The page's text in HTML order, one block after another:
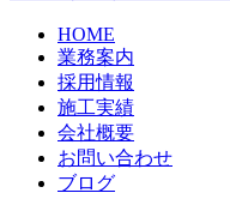
HOME
業務案内
採用情報
施工実績
会社概要
お問い合わせ
ブログ